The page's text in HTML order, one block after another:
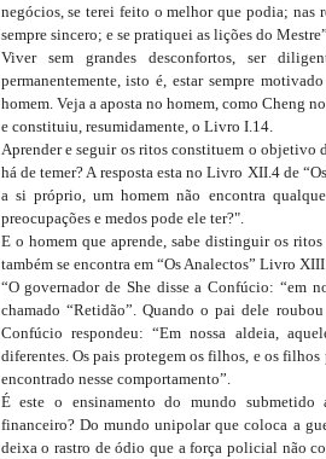
negócios, se terei feito o melhor que podia; nas
sempre sincero; e se pratiquei as lições do
Viver sem grandes desconfortos, ser
permanentemente, isto é, estar sempre
homem. Veja a aposta no homem, como Cheng
e constituiu, resumidamente, o Livro I.14.
Aprender e seguir os ritos constituem o objetivo
há de temer? A resposta esta no Livro XII.4 de
a si próprio, um homem não encontra
preocupações e medos pode ele ter?".
E o homem que aprende, sabe distinguir os
também se encontra em “Os Analectos” Livro
“O governador de She disse a Confúcio: “em
chamado “Retidão”. Quando o pai dele
Confúcio respondeu: “Em nossa aldeia,
diferentes. Os pais protegem os filhos, e os
encontrado nesse comportamento”.
É este o ensinamento do mundo submetido
financeiro? Do mundo unipolar que coloca a
deixa o rastro de ódio que a força policial não